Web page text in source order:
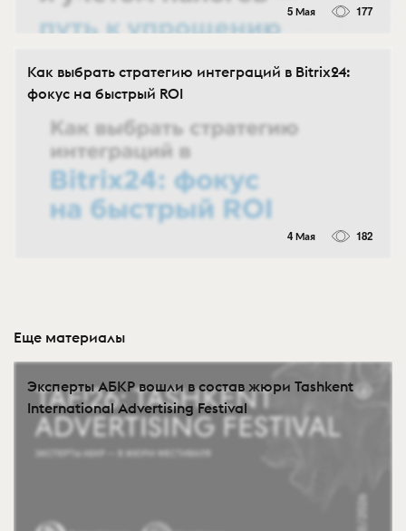
5 Мая 177
Как выбрать стратегию интеграций в Bitrix24:
фокус на быстрый ROI
4 Мая 182
Еще материалы
Эксперты АБКР вошли в состав жюри Tashkent
International Advertising Festival